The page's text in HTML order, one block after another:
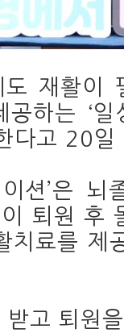
도 재활이
하는 ‘일
다고 20일
이션’은
퇴원 후
치료를 제
받고 퇴원